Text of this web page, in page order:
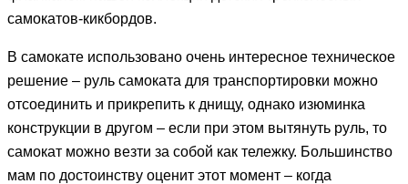
самокатов-кикбордов.
В самокате использовано очень интересное техническое
решение – руль самоката для транспортировки можно
отсоединить и прикрепить к днищу, однако изюминка
конструкции в другом – если при этом вытянуть руль, то
самокат можно везти за собой как тележку. Большинство
мам по достоинству оценит этот момент – когда